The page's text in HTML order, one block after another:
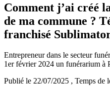
Comment j’ai créé
de ma commune ?
franchisé
Entrepreneur dans le secteur
1er février 2024 un funérarium à
Publié le 22/07/2025 , Temps de